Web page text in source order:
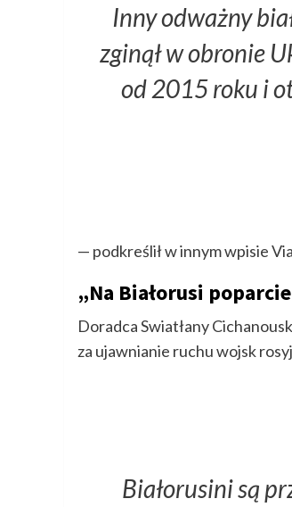
Inny odważny
zginął w obronie
od 2015 roku i
— podkreślił w innym wpisie
„Na Białorusi
Doradca Swiatłany
za ujawnianie ruchu wojsk
Białorusini są